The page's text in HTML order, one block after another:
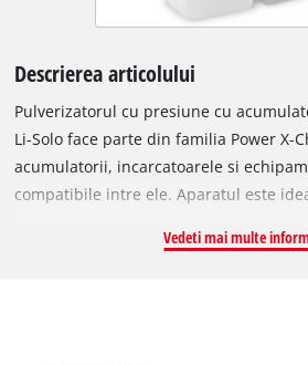
Descrierea articolului
Pulverizatorul cu presiune cu
Li-Solo face parte din familia Power X-
acumulatorii, incarcatoarele si
compatibile intre ele. Aparatul este
plantelor si erbicidelor in gradina. De
Vedeti mai multe